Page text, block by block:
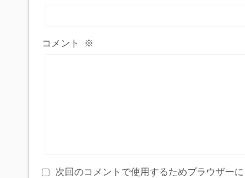
コメント ※
次回のコメントで使用するためブラウザー